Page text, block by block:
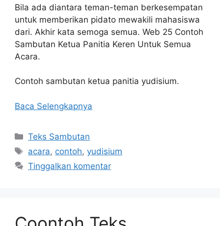
Bila ada diantara teman-teman berkesempatan
untuk memberikan pidato mewakili mahasiswa
dari. Akhir kata semoga semua. Web 25 Contoh
Sambutan Ketua Panitia Keren Untuk Semua
Acara.
Contoh sambutan ketua panitia yudisium.
Baca Selengkapnya
Kategori
Teks Sambutan
Tag
acara, contoh,yudisium
Tinggalkan komentar